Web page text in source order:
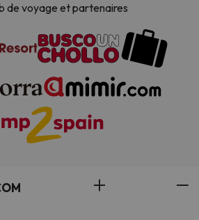
de voyage et partenaires